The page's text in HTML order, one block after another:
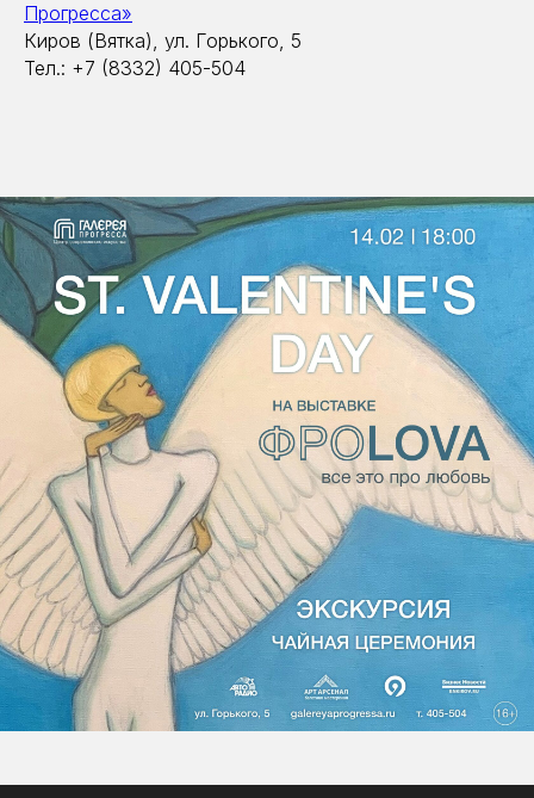
Прогресса»
Киров (Вятка), ул. Горького, 5
Тел.: +7 (8332) 405-504